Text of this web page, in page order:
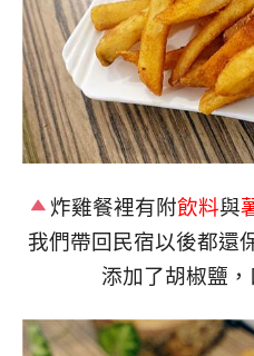
炸雞餐裡有附飲料與
我們帶回民宿以後都還
添加了胡椒鹽，